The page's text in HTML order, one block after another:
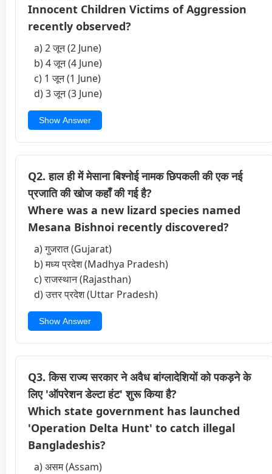
Innocent Children Victims of Aggression
recently observed?
a) 2 जून (2 June)
b) 4 जून (4 June)
c) 1 जून (1 June)
d) 3 जून (3 June)
Show Answer
Q2. हाल ही में मेसाना बिश्नोई नामक छिपकली की एक नई
प्रजाति की खोज कहाँ की गई है?
Where was a new lizard species named
Mesana Bishnoi recently discovered?
a) गुजरात (Gujarat)
b) मध्य प्रदेश (Madhya Pradesh)
c) राजस्थान (Rajasthan)
d) उत्तर प्रदेश (Uttar Pradesh)
Show Answer
Q3. किस राज्य सरकार ने अवैध बांग्लादेशियों को पकड़ने के
लिए 'ऑपरेशन डेल्टा हंट' शुरू किया है?
Which state government has launched
'Operation Delta Hunt' to catch illegal
Bangladeshis?
a) असम (Assam)